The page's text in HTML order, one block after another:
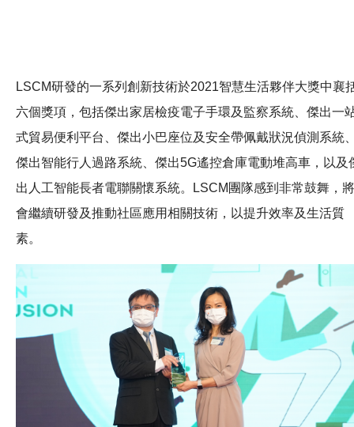
LSCM研發的一系列創新技術於2021智慧生活夥伴大獎中襄
六個獎項，包括傑出家居檢疫電子手環及監察系統、傑出一
式貿易便利平台、傑出小巴座位及安全帶佩戴狀況偵測系統
傑出智能行人過路系統、傑出5G遙控倉庫電動堆高車，以及
出人工智能長者電聯關懷系統。LSCM團隊感到非常鼓舞，將
會繼續研發及推動社區應用相關技術，以提升效率及生活質
素。